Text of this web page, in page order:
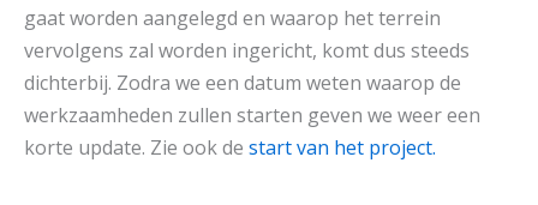
gaat worden aangelegd en waarop het terrein
vervolgens zal worden ingericht, komt dus steeds
dichterbij. Zodra we een datum weten waarop de
werkzaamheden zullen starten geven we weer een
korte update. Zie ook de start van het project.